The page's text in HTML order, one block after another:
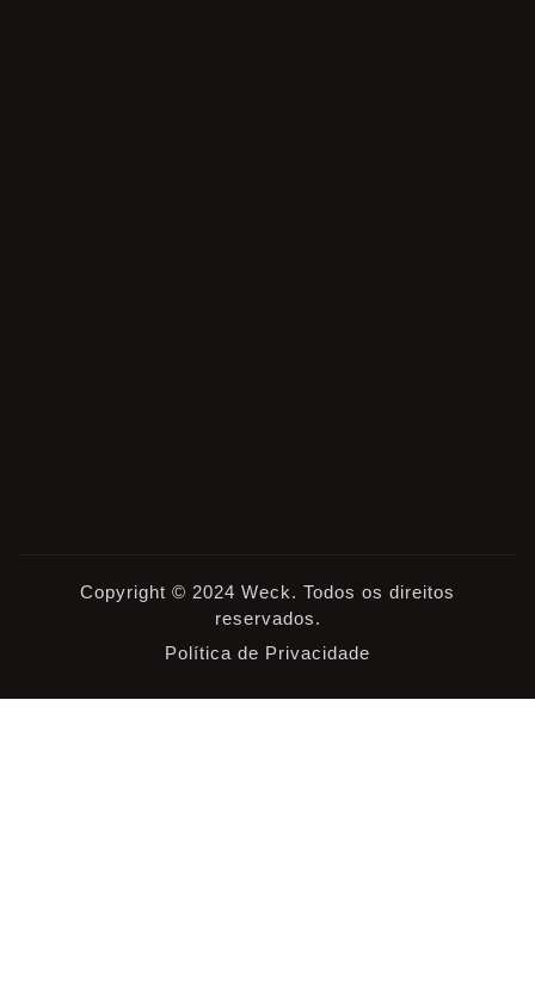
Copyright © 2024 Weck. Todos os direitos
reservados.
Política de Privacidade